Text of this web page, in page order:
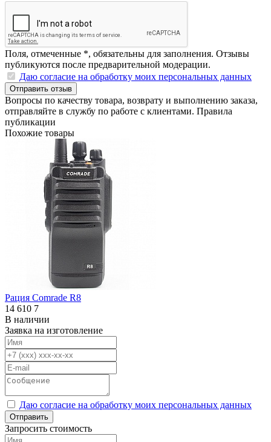
Поля, отмеченные *, обязательны для заполнения. Отзывы
публикуются после предварительной модерации.
Даю согласие на обработку моих персональных данных
Отправить отзыв
Вопросы по качеству товара, возврату и выполнению заказа,
отправляйте в службу по работе с клиентами. Правила
публикации
Похожие товары
Рация Comrade R8
14 610 7
В наличии
Заявка на изготовление
Даю согласие на обработку моих персональных данных
Отправить
Запросить стоимость